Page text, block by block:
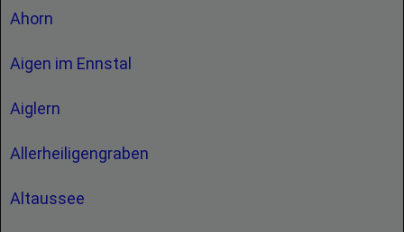
Ahorn
Aigen im Ennstal
Aiglern
Allerheiligengraben
Altaussee